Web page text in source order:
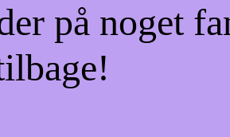
på noget